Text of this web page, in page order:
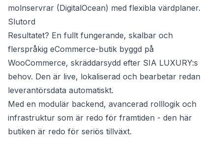
molnservrar (DigitalOcean) med flexibla värdplaner.
Slutord
Resultatet? En fullt fungerande, skalbar och
flerspråkig eCommerce-butik byggd på
WooCommerce, skräddarsydd efter SIA LUXURY:s
behov. Den är live, lokaliserad och bearbetar redan
leverantörsdata automatiskt.
Med en modulär backend, avancerad rolllogik och
infrastruktur som är redo för framtiden - den här
butiken är redo för seriös tillväxt.